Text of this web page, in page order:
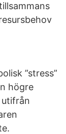
”stress”
högre